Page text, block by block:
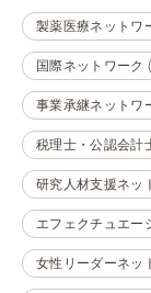
製薬医療ネットワ
国際ネットワーク
事業承継ネットワ
税理士・公認会計
研究人材支援ネッ
エフェクチュエー
女性リーダーネッ